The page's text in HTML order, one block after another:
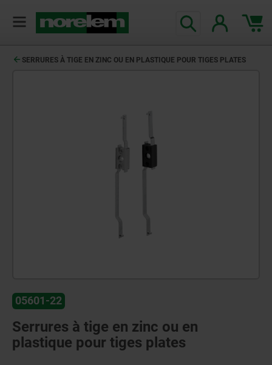
SERRURES À TIGE EN ZINC OU EN PLASTIQUE POUR TIGES PLATES
05601-22
Serrures à tige en zinc ou en
plastique pour tiges plates